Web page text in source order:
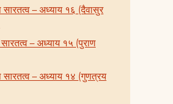
सारतत्व – अध्याय १६ (दैवासुर
– अध्याय १५ (पुराण
सारतत्व – अध्याय १४ (गुणत्रय